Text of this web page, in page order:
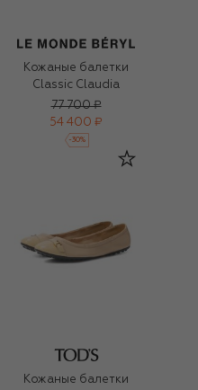
Кожаные балетки
Classic Claudia
77 700 ₽
54 400 ₽
-30%
Кожаные балетки